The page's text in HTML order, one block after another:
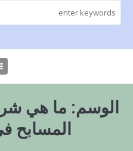
الوسم: ما هي
المسابح